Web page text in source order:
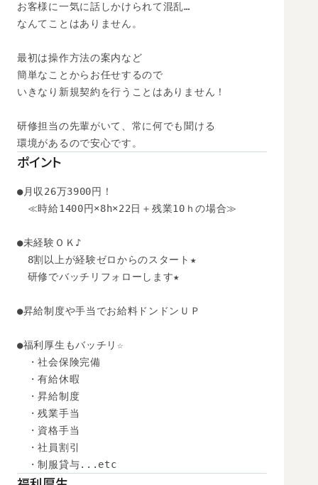
お客様に一気に話しかけられて混乱…
なんてことはありません。
最初は操作方法の案内など
簡単なことからお任せするので
いきなり新規契約を行うことはありません！
研修担当の先輩がいて、常に何でも聞ける
ポイント
●月収26万3900円！
≪時給1400円×8h×22日＋残業10ｈの場合≫
●未経験ＯＫ♪
8割以上が経験ゼロからのスタート★
研修でバッチリフォローします★
●昇給制度や手当でお給料ドンドンＵＰ
●福利厚生もバッチリ☆
・社会保険完備
・有給休暇
・昇給制度
・残業手当
・資格手当
・社員割引
・制服貸与...etc